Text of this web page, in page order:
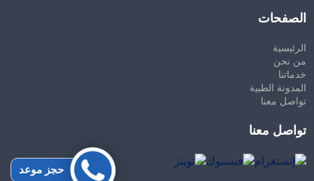
الصفحات
الرئيسية
من نحن
خدماتنا
المدونة الطبية
تواصل معنا
تواصل معنا
حجز موعد